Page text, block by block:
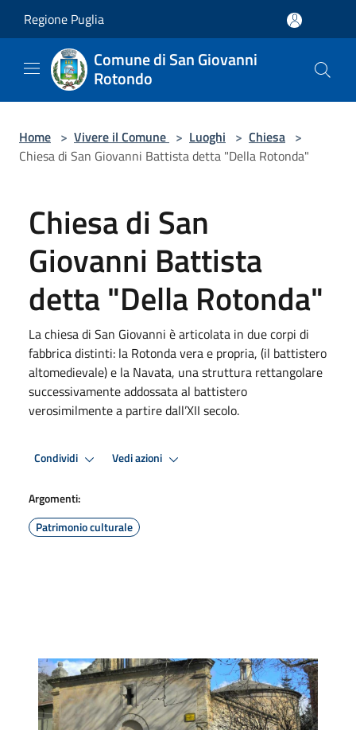
Regione Puglia
Comune di San Giovanni
Rotondo
Home > Vivere il Comune > Luoghi > Chiesa >
Chiesa di San Giovanni Battista detta "Della Rotonda"
Chiesa di San
Giovanni Battista
detta "Della Rotonda"
La chiesa di San Giovanni è articolata in due corpi di
fabbrica distinti: la Rotonda vera e propria, (il battistero
altomedievale) e la Navata, una struttura rettangolare
successivamente addossata al battistero
verosimilmente a partire dall’XII secolo.
Condividi Vedi azioni
Argomenti:
Patrimonio culturale